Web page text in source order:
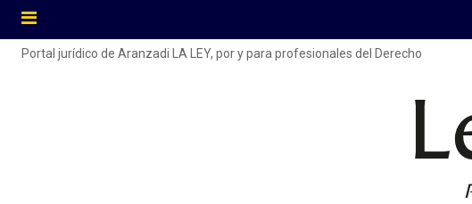
Portal jurídico de Aranzadi LA LEY, por y para profesionales del Derecho